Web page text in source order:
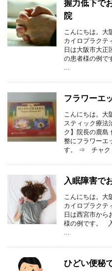
握力低下で
院
こんにちは。大
カイロプラクテ
日は大阪市大正
の患者様の例で
...
フラワーエ
こんにちは。大
スティック療法
ク】院長の鹿島
整にフラワーエ
す。 ⇒ チャク
入眠障害で
こんにちは。大
カイロプラクテ
日は西宮市から
様の例です。
...
ひどい便秘